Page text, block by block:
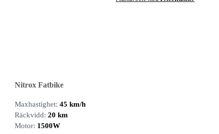
Nitrox Fatbike
Maxhastighet: 45 km/h
Räckvidd: 20 km
Motor: 1500W